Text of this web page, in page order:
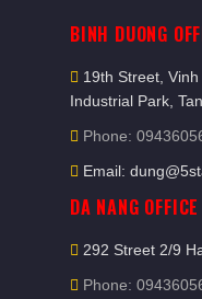
BINH DUONG
19th Street,
Industrial Park,
Phone:
Email:
DA NANG OFFICE
292 Street 2/9
Phone: